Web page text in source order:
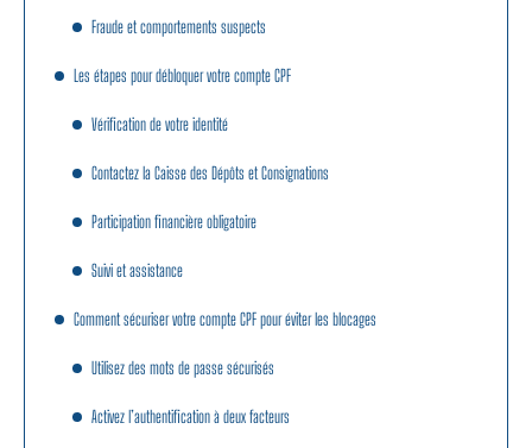
Fraude et comportements suspects
Les étapes pour débloquer votre compte CPF
Vérification de votre identité
Contactez la Caisse des Dépôts et Consignations
Participation financière obligatoire
Suivi et assistance
Comment sécuriser votre compte CPF pour éviter les blocages
Utilisez des mots de passe sécurisés
Activez l’authentification à deux facteurs